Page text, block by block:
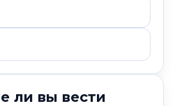
ли вы вести